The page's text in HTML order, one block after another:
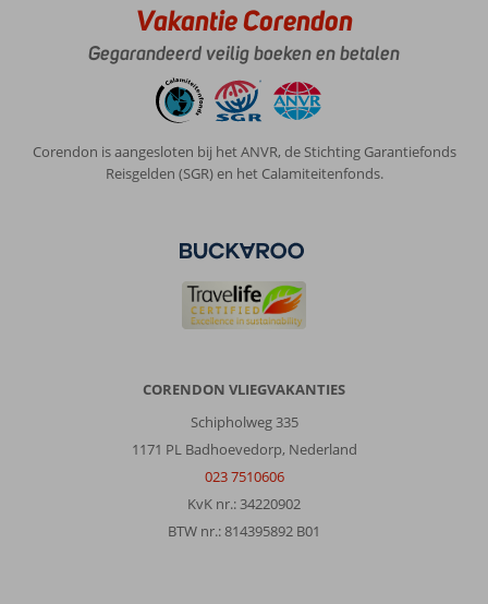
Vakantie Corendon
Gegarandeerd veilig boeken en betalen
Corendon is aangesloten bij het ANVR, de Stichting Garantiefonds
Reisgelden (SGR) en het Calamiteitenfonds.
CORENDON VLIEGVAKANTIES
Schipholweg 335
1171 PL Badhoevedorp, Nederland
023 7510606
KvK nr.: 34220902
BTW nr.: 814395892 B01